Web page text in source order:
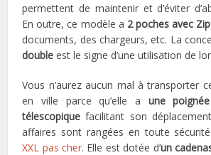
permettent de maintenir et d’éviter
En outre, ce modèle a 2 poches avec Zip
documents, des chargeurs, etc. La
double est le signe d’une utilisation de
Vous n’aurez aucun mal à transporter
en ville parce qu’elle a une
télescopique facilitant son
affaires sont rangées en toute
XXL pas cher. Elle est dotée d’un